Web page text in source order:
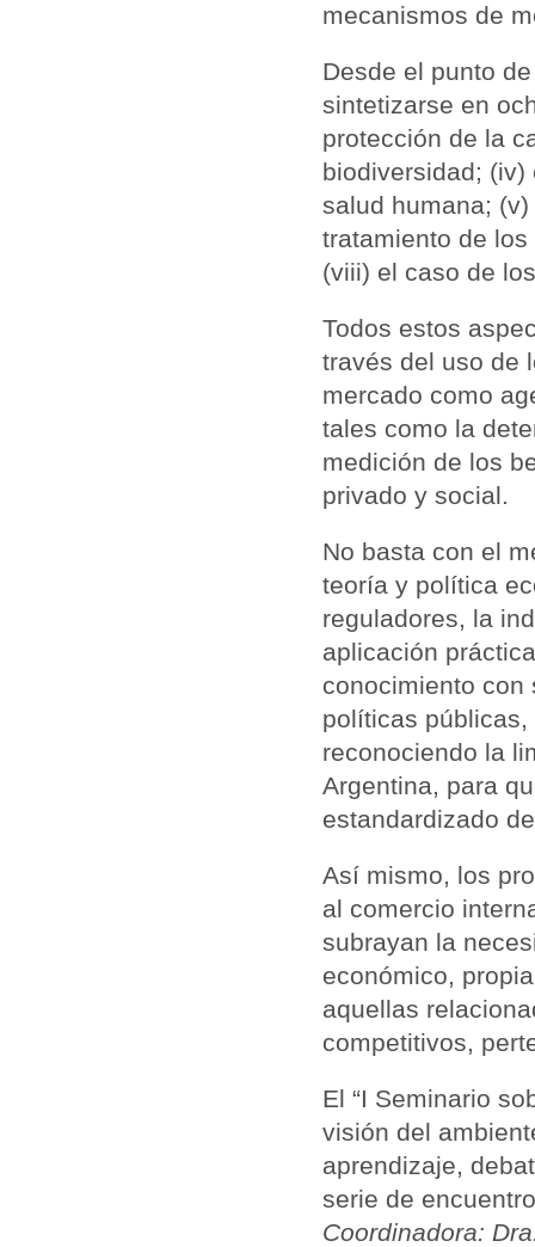
mecanismos de
Desde el punto
sintetizarse en
protección de la
biodiversidad;
salud humana;
tratamiento de
(viii) el caso de
Todos estos
través del uso de
mercado como
tales como la
medición de los
privado y social.
No basta con el
teoría y política
reguladores, la
aplicación
conocimiento con
políticas
reconociendo la
Argentina, para
estandardizado
Así mismo, los
al comercio
subrayan la
económico,
aquellas
competitivos,
El “I Seminario
visión del
aprendizaje,
serie de
Coordinadora: